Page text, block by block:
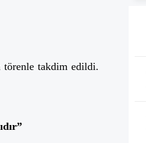
törenle takdim edildi.